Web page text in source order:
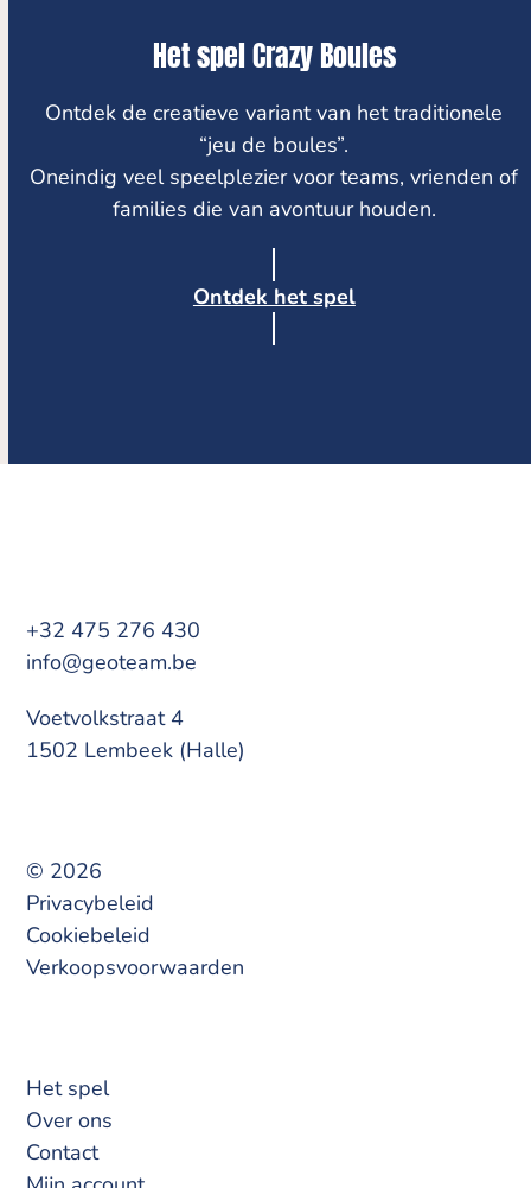
Het spel Crazy Boules
Ontdek de creatieve variant van het traditionele
“jeu de boules”.
Oneindig veel speelplezier voor teams, vrienden of
families die van avontuur houden.
Ontdek het spel
+32 475 276 430
info@geoteam.be
Voetvolkstraat 4
1502 Lembeek (Halle)
© 2026
Privacybeleid
Cookiebeleid
Verkoopsvoorwaarden
Het spel
Over ons
Contact